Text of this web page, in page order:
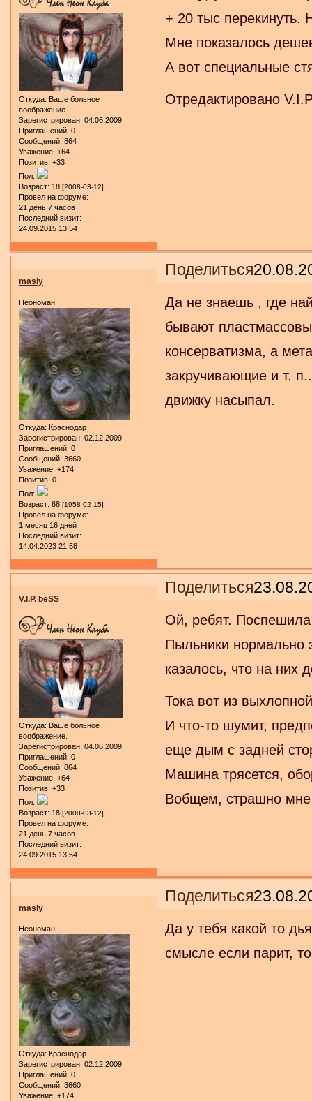
Откуда: Ваше больное
воображение.
Зарегистрирован: 04.06.2009
Приглашений: 0
Сообщений: 864
Уважение: +64
Позитив: +33
Пол:
Возраст: 18 [2008-03-12]
Провел на форуме:
21 день 7 часов
Последний визит:
24.09.2015 13:54
+ 20 тыс перекинуть.
Мне показалось
А вот специальные
Отредактировано
Поделиться
masiy
Неономан
Откуда: Краснодар
Зарегистрирован: 02.12.2009
Приглашений: 0
Сообщений: 3660
Уважение: +174
Позитив: 0
Пол:
Возраст: 68 [1958-02-15]
Провел на форуме:
1 месяц 16 дней
Последний визит:
14.04.2023 21:58
Да не знаешь , где
бывают
консерватизма, а
закручивающие и т.
движку насыпал.
Поделиться
V.I.P. beSS
Откуда: Ваше больное
воображение.
Зарегистрирован: 04.06.2009
Приглашений: 0
Сообщений: 864
Уважение: +64
Позитив: +33
Пол:
Возраст: 18 [2008-03-12]
Провел на форуме:
21 день 7 часов
Последний визит:
24.09.2015 13:54
Ой, ребят.
Пыльники нормально
казалось, что на них
Тока вот из
И что-то шумит,
еще дым с задней
Машина трясется,
Вобщем, страшно мне
Поделиться
masiy
Неономан
Откуда: Краснодар
Зарегистрирован: 02.12.2009
Приглашений: 0
Сообщений: 3660
Уважение: +174
Да у тебя какой то
смысле если парит,